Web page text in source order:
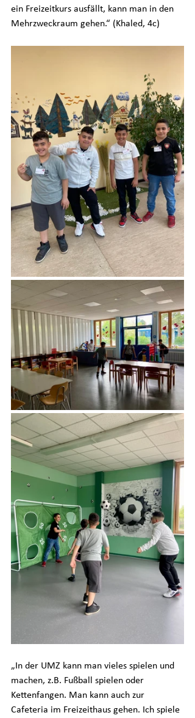
ein Freizeitkurs ausfällt, kann man in den
Mehrzweckraum gehen.“ (Khaled, 4c)
„In der UMZ kann man vieles spielen und
machen, z.B. Fußball spielen oder
Kettenfangen. Man kann auch zur
Cafeteria im Freizeithaus gehen. Ich spiele